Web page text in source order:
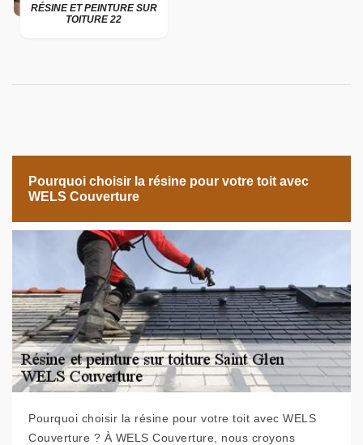
RÉSINE ET PEINTURE SUR
TOITURE 22
Pourquoi choisir la résine pour votre toit avec
WELS Couverture
Pourquoi choisir la résine pour votre toit avec WELS
Couverture ? À WELS Couverture, nous croyons